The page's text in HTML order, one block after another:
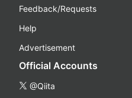
Feedback/Requests
Help
Advertisement
Official Accounts
@Qiita